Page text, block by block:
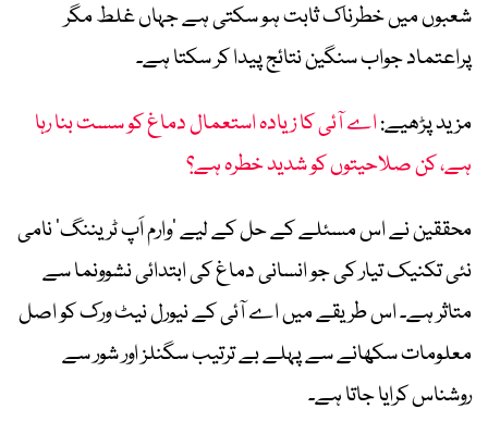
شعبوں میں خطرناک ثابت ہو سکتی ہے جہاں غلط مگر
پراعتماد جواب سنگین نتائج پیدا کر سکتا ہے۔
مزید پڑھیے:اے آئی کا زیادہ استعمال دماغ کو سست بنا رہا
ہے، کن صلاحیتوں کو شدید خطرہ ہے؟
محققین نے اس مسئلے کے حل کے لیے ’وارم اَپ ٹریننگ‘ نامی
نئی تکنیک تیار کی جو انسانی دماغ کی ابتدائی نشوونما سے
متاثر ہے۔ اس طریقے میں اے آئی کے نیورل نیٹ ورک کو اصل
معلومات سکھانے سے پہلے بے ترتیب سگنلز اور شور سے
روشناس کرایا جاتا ہے۔